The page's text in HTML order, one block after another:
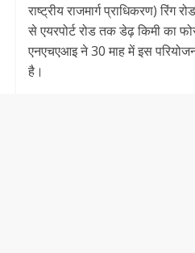
राष्ट्रीय राजमार्ग प्राधिकरण)
से एयरपोर्ट रोड तक डेढ़ किमी का
एनएचएआइ ने 30 माह में इस
है।